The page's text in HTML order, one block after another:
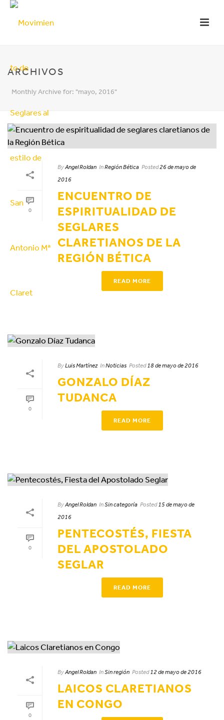
ARCHIVOS
Monthly Archive for: "mayo, 2016"
0
ByAngel Roldan InRegión Bética Posted26 de mayo de
2016
ENCUENTRO DE
ESPIRITUALIDAD DE
SEGLARES
CLARETIANOS DE LA
REGIÓN BÉTICA
READ MORE
0
ByLuis Martínez InNoticias Posted 18 de mayo de 2016
GONZALO DÍAZ
TUDANCA
READ MORE
0
ByAngel Roldan InSin categoría Posted 15 de mayo de
2016
PENTECOSTÉS, FIESTA
DEL APOSTOLADO
SEGLAR
READ MORE
0
ByAngel Roldan InSin región Posted 12 de mayo de 2016
LAICOS CLARETIANOS
EN CONGO